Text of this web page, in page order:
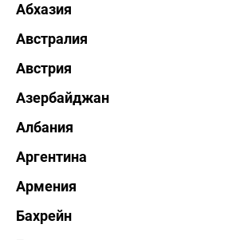
Абхазия
Австралия
Австрия
Азербайджан
Албания
Аргентина
Армения
Бахрейн